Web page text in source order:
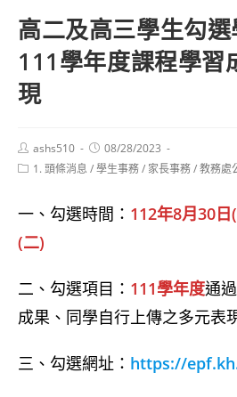
高二及高三學生勾
111學年度課程學習
現
Post
author:
ashs510
Post
published:
08/28/2023
Post1. 頭條消息 /學生事務/ 家長事務/教務處
一、勾選時間： 112年8月30
(二)
二、勾選項目： 111學年度通
成果、同學自行上傳之多元表
三、勾選網址： https://